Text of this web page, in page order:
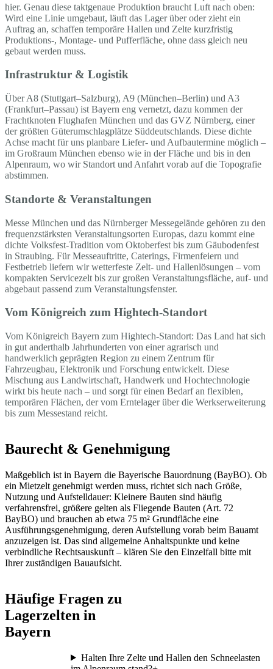
hier. Genau diese taktgenaue Produktion braucht Luft nach oben:
Wird eine Linie umgebaut, läuft das Lager über oder zieht ein
Auftrag an, schaffen temporäre Hallen und Zelte kurzfristig
Produktions-, Montage- und Pufferfläche, ohne dass gleich neu
gebaut werden muss.
Infrastruktur & Logistik
Über A8 (Stuttgart–Salzburg), A9 (München–Berlin) und A3
(Frankfurt–Passau) ist Bayern eng vernetzt, dazu kommen der
Frachtknoten Flughafen München und das GVZ Nürnberg, einer
der größten Güterumschlagplätze Süddeutschlands. Diese dichte
Achse macht für uns planbare Liefer- und Aufbautermine möglich –
im Großraum München ebenso wie in der Fläche und bis in den
Alpenraum, wo wir Standort und Anfahrt vorab auf die Topografie
abstimmen.
Standorte & Veranstaltungen
Messe München und das Nürnberger Messegelände gehören zu den
frequenzstärksten Veranstaltungsorten Europas, dazu kommt eine
dichte Volksfest-Tradition vom Oktoberfest bis zum Gäubodenfest
in Straubing. Für Messeauftritte, Caterings, Firmenfeiern und
Festbetrieb liefern wir wetterfeste Zelt- und Hallenlösungen – vom
kompakten Servicezelt bis zur großen Veranstaltungsfläche, auf- und
abgebaut passend zum Veranstaltungsfenster.
Vom Königreich zum Hightech-Standort
Vom Königreich Bayern zum Hightech-Standort: Das Land hat sich
in gut anderthalb Jahrhunderten von einer agrarisch und
handwerklich geprägten Region zu einem Zentrum für
Fahrzeugbau, Elektronik und Forschung entwickelt. Diese
Mischung aus Landwirtschaft, Handwerk und Hochtechnologie
wirkt bis heute nach – und sorgt für einen Bedarf an flexiblen,
temporären Flächen, der vom Erntelager über die Werkserweiterung
bis zum Messestand reicht.
Baurecht & Genehmigung
Maßgeblich ist in Bayern die Bayerische Bauordnung (BayBO). Ob
ein Mietzelt genehmigt werden muss, richtet sich nach Größe,
Nutzung und Aufstelldauer: Kleinere Bauten sind häufig
verfahrensfrei, größere gelten als Fliegende Bauten (Art. 72
BayBO) und brauchen ab etwa 75 m² Grundfläche eine
Ausführungsgenehmigung, deren Aufstellung vorab beim Bauamt
anzuzeigen ist. Das sind allgemeine Anhaltspunkte und keine
verbindliche Rechtsauskunft – klären Sie den Einzelfall bitte mit
Ihrer zuständigen Bauaufsicht.
Häufige Fragen zu
Lagerzelten in
Bayern
Halten Ihre Zelte und Hallen den Schneelasten